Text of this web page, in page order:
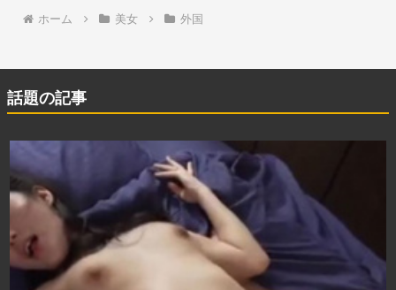
ホーム 美女 外国
話題の記事